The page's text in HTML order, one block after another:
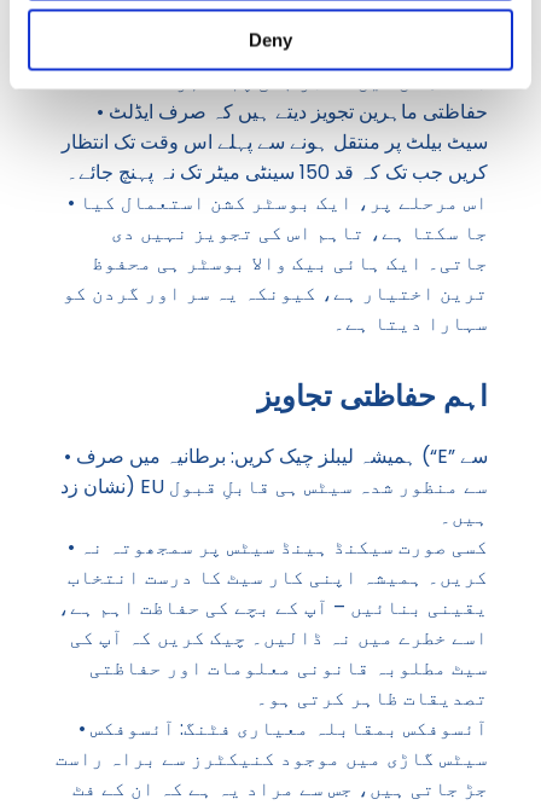
Deny
تک لازماً استعمال کرنی چاہیئے جب تک کہ وہ 12 سال
کی عمر کے یا ان کا قد 135 سینٹی میٹر نہ ہو
• حفاظتی ماہرین تجویز دیتے ہیں کہ صرف ایڈلٹ
سیٹ بیلٹ پر منتقل ہونے سے پہلے اس وقت تک انتظار
کریں جب تک کہ قد 150 سینٹی میٹر تک نہ پہنچ جائے۔
• اس مرحلے پر، ایک بوسٹر کشن استعمال کیا
جا سکتا ہے، تاہم اس کی تجویز نہیں دی
جاتی۔ ایک ہائی بیک والا بوسٹر ہی محفوظ
ترین اختیار ہے، کیونکہ یہ سر اور گردن کو
سہارا دیتا ہے۔
اہم حفاظتی تجاویز
• ہمیشہ لیبلز چیک کریں: برطانیہ میں صرف (“E” سے
نشان زد) EU سے منظور شدہ سیٹس ہی قابلِ قبول
ہیں۔
• کسی صورت سیکنڈ ہینڈ سیٹس پر سمجھوتہ نہ
کریں۔ ہمیشہ اپنی کار سیٹ کا درست انتخاب
یقینی بنائیں – آپ کے بچے کی حفاظت اہم ہے،
اسے خطرے میں نہ ڈالیں۔ چیک کریں کہ آپ کی
سیٹ مطلوبہ قانونی معلومات اور حفاظتی
تصدیقات ظاہر کرتی ہو۔
• آئسوفکس بمقابلہ معیاری فٹنگ: آئسوفکس
سیٹس گاڑی میں موجود کنیکٹرز سے براہ راست
جڑ جاتی ہیں، جس سے مراد یہ ہے کہ ان کے فٹ